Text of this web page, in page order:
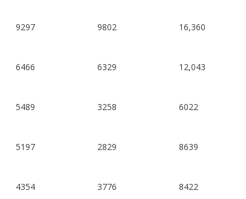
9297 9802 16,360
6466 6329 12,043
5489 3258 6022
5197 2829 8639
4354 3776 8422